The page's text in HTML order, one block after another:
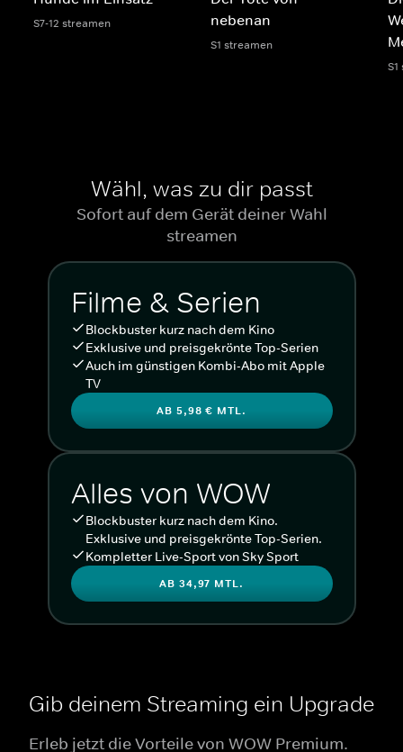
S7-12 streamen
nebenan
S1 streamen
Wähl, was zu dir passt
Sofort auf dem Gerät deiner Wahl
streamen
Filme & Serien
Blockbuster kurz nach dem Kino
Exklusive und preisgekrönte Top-Serien
Auch im günstigen Kombi-Abo mit Apple
TV
AB 5,98 € MTL.
Alles von WOW
Blockbuster kurz nach dem Kino.
Exklusive und preisgekrönte Top-Serien.
Kompletter Live-Sport von Sky Sport
AB 34,97 MTL.
Gib deinem Streaming ein Upgrade
Erleb jetzt die Vorteile von WOW Premium.